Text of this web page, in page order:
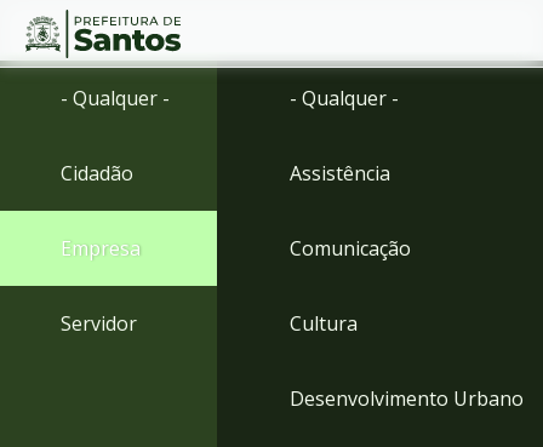
Ir
Ir
menu
Conteúdo
- Qualquer -
Cidadão
Empresa
Servidor
- Qualquer -
Assistência
Comunicação
Cultura
Desenvolvimento Urbano